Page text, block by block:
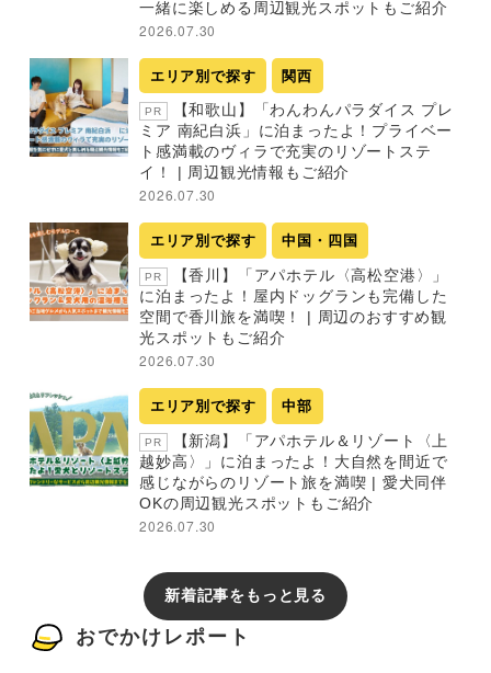
一緒に楽しめる周辺観光スポットもご紹介
2026.07.30
エリア別で探す 関西
PR
【和歌山】「わんわんパラダイス プレ
ミア 南紀白浜」に泊まったよ！プライベー
ト感満載のヴィラで充実のリゾートステ
イ！ | 周辺観光情報もご紹介
2026.07.30
エリア別で探す 中国・四国
PR
【香川】「アパホテル〈高松空港〉」
に泊まったよ！屋内ドッグランも完備した
空間で香川旅を満喫！ | 周辺のおすすめ観
光スポットもご紹介
2026.07.30
エリア別で探す 中部
PR
【新潟】「アパホテル＆リゾート〈上
越妙高〉」に泊まったよ！大自然を間近で
感じながらのリゾート旅を満喫 | 愛犬同伴
OKの周辺観光スポットもご紹介
2026.07.30
新着記事をもっと見る
おでかけレポート